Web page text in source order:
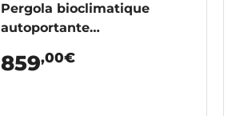
Pergola bioclimatique
autoportante
859,00€